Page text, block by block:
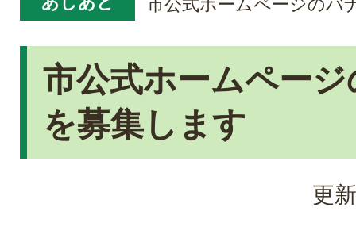
市公式ホームペー
を募集します
更